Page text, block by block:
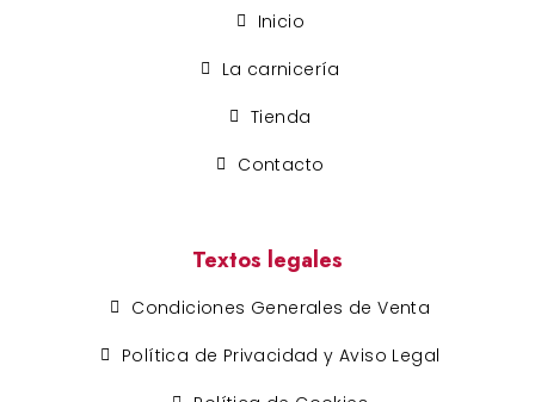
Inicio
La carnicería
Tienda
Contacto
Textos legales
Condiciones Generales de Venta
Política de Privacidad y Aviso Legal